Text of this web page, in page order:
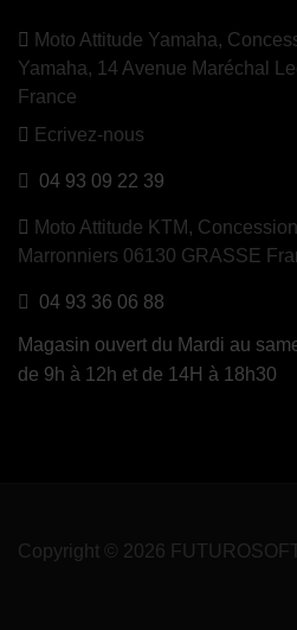
Moto Attitude Yamaha,
Yamaha, 14 Avenue Maréchal
France
Ecrivez-nous
04 93 09 22 39
Moto Attitude KTM,
Marronniers 06130 GRASSE
04 93 36 06 88
Magasin ouvert du Mardi au
de 9h à 12h et de 14H à 18h30
Copyright © 2026